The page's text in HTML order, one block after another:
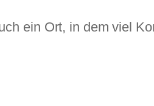
ein Ort, in dem viel